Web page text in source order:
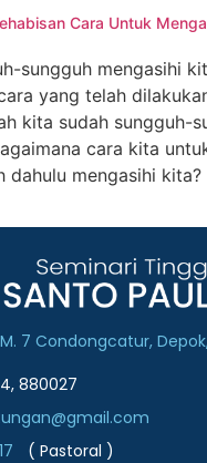
Cara Untuk
sungguh mengasihi
yang telah
kita sudah sungguh-
cara kita
dahulu mengasihi kita?
7 Condongcatur,
880027
7 ( Pastoral )